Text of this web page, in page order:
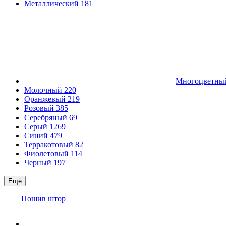
Металлический 181
Молочный 220
Оранжевый 219
Розовый 385
Серебряный 69
Серый 1269
Синий 479
Терракотовый 82
Фиолетовый 114
Черный 197
Ещё
Пошив штор